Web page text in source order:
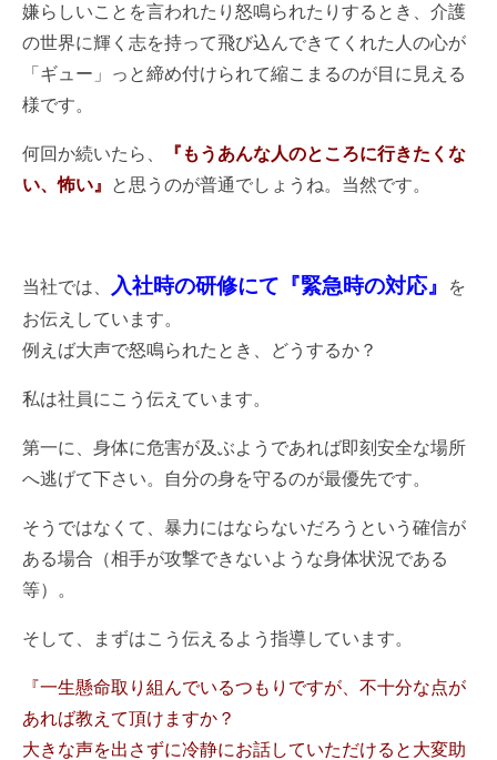
嫌らしいことを言われたり怒鳴られたりするとき、介護
の世界に輝く志を持って飛び込んできてくれた人の心が
「ギュー」っと締め付けられて縮こまるのが目に見える
様です。
何回か続いたら、
『もうあんな人のところに行きたくな
い、怖い』
と思うのが普通でしょうね。当然です。
当社では、 入社時の研修にて『緊急時の対応』
を
お伝えしています。
例えば大声で怒鳴られたとき、どうするか？
私は社員にこう伝えています。
第一に、身体に危害が及ぶようであれば即刻安全な場所
へ逃げて下さい。自分の身を守るのが最優先です。
そうではなくて、暴力にはならないだろうという確信が
ある場合（相手が攻撃できないような身体状況である
等）。
そして、まずはこう伝えるよう指導しています。
『一生懸命取り組んでいるつもりですが、不十分な点が
あれば教えて頂けますか？
大きな声を出さずに冷静にお話していただけると大変助